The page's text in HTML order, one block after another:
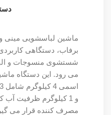
برفاب، دستگاهی
شستشوی منسوجات و
می رود. این دستگاه
و 1 کیلوگرم ظرفیت آب
مصرف کننده قرار می